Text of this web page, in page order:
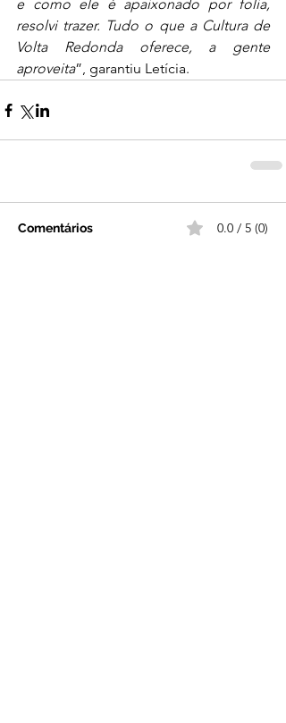
e como ele é apaixonado por folia,
resolvi trazer. Tudo o que a Cultura de
Volta Redonda oferece, a gente
aproveita”, garantiu Letícia.
Comentários 0.0 / 5 (0)